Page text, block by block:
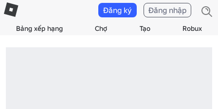
Bảng xếp hạng Chợ Tạo Robux
Đăng ký Đăng nhập